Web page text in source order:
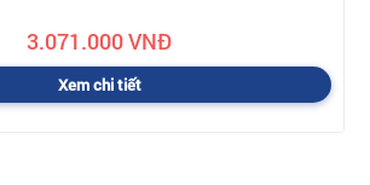
3.071.000 VNĐ
Xem chi tiết